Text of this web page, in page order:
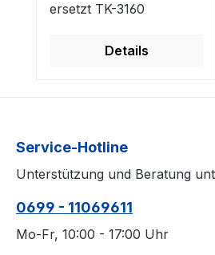
ersetzt TK-3160
Details
Service-Hotline
Unterstützung und Beratung
0699 - 11069611
Mo-Fr, 10:00 - 17:00 Uhr